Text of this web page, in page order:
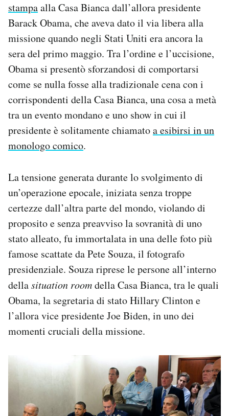
stampaalla Casa Bianca dall’allora presidente
Barack Obama, che aveva dato il via libera alla
missione quando negli Stati Uniti era ancora la
sera del primo maggio. Tra l’ordine e l’uccisione,
Obama si presentò sforzandosi di comportarsi
come se nulla fosse alla tradizionale cena con i
corrispondenti della Casa Bianca, una cosa a metà
tra un evento mondano e uno show in cui il
presidente è solitamente chiamatoa esibirsi in un
monologo comico.
La tensione generata durante lo svolgimento di
un’operazione epocale, iniziata senza troppe
certezze dall’altra parte del mondo, violando di
proposito e senza preavviso la sovranità di uno
stato alleato, fu immortalata in una delle foto più
famose scattate da Pete Souza, il fotografo
presidenziale. Souza riprese le persone all’interno
dellasituation roomdella Casa Bianca, tra le quali
Obama, la segretaria di stato Hillary Clinton e
l’allora vice presidente Joe Biden, in uno dei
momenti cruciali della missione.